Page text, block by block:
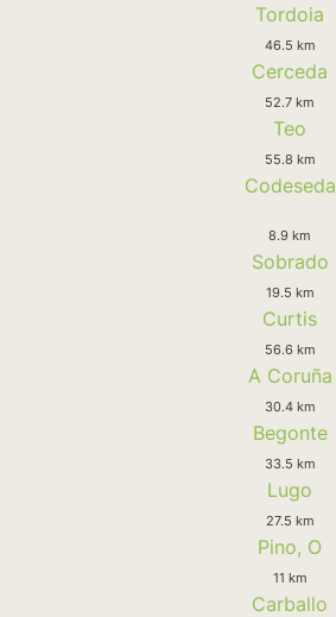
Tordoia
46.5 km
Cerceda
52.7 km
Teo
55.8 km
Codeseda
8.9 km
Sobrado
19.5 km
Curtis
56.6 km
A Coruña
30.4 km
Begonte
33.5 km
Lugo
27.5 km
Pino, O
11 km
Carballo